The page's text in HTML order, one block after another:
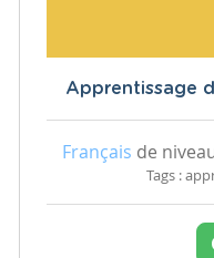
Apprentissage
Français de
Tags :